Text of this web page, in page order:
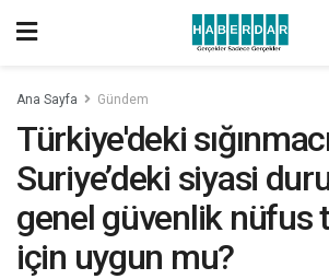
Ana Sayfa Gündem
Türkiye'deki
Suriye’deki siyasi
genel güvenlik nüfus
için uygun mu?